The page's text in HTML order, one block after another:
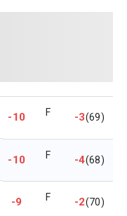
-10 F -3(69)
-10 F -4(68)
-9 F -2(70)